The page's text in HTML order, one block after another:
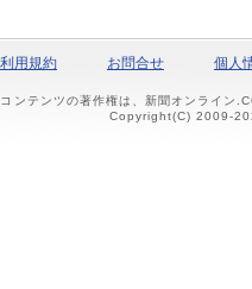
利用規約 お問合せ 個人
ンテンツの著作権は、新聞オンライン
Copyright(C) 2009-